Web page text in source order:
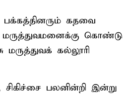
பக்கத்தினரும் கதவை
கொண்டு
மருத்துவக் கல்லூரி
பலனின்றி இன்று